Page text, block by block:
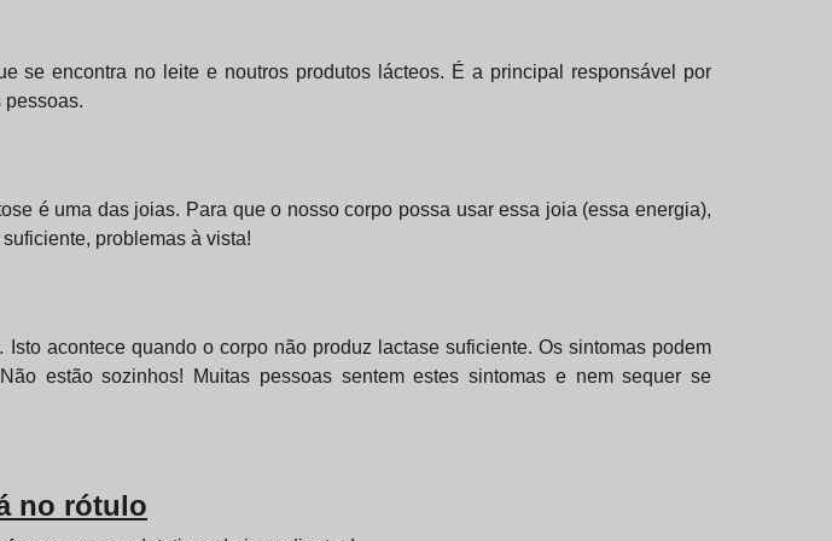
se encontra no leite e noutros produtos lácteos. É a principal responsável por
pessoas.
é uma das joias. Para que o nosso corpo possa usar essa joia (essa energia),
problemas à vista!
acontece quando o corpo não produz lactase suficiente. Os sintomas podem
estão sozinhos! Muitas pessoas sentem estes sintomas e nem sequer se
no rótulo